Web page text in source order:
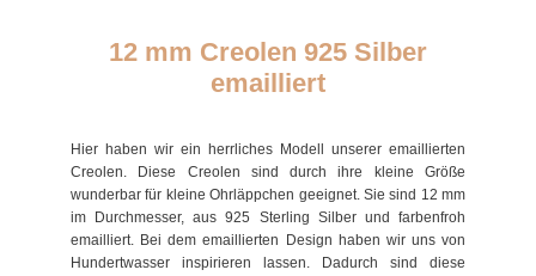
12 mm Creolen 925 Silber
emailliert
Hier haben wir ein herrliches Modell unserer emaillierten
Creolen. Diese Creolen sind durch ihre kleine Größe
wunderbar für kleine Ohrläppchen geeignet. Sie sind 12 mm
im Durchmesser, aus 925 Sterling Silber und farbenfroh
emailliert. Bei dem emaillierten Design haben wir uns von
Hundertwasser inspirieren lassen. Dadurch sind diese